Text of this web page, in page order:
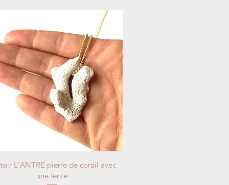
L'ANTRE pierre de corail avec
une fente